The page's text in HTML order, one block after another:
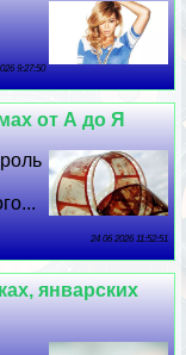
9:27:50
от А до Я
24 06 2026 11:52:51
январских